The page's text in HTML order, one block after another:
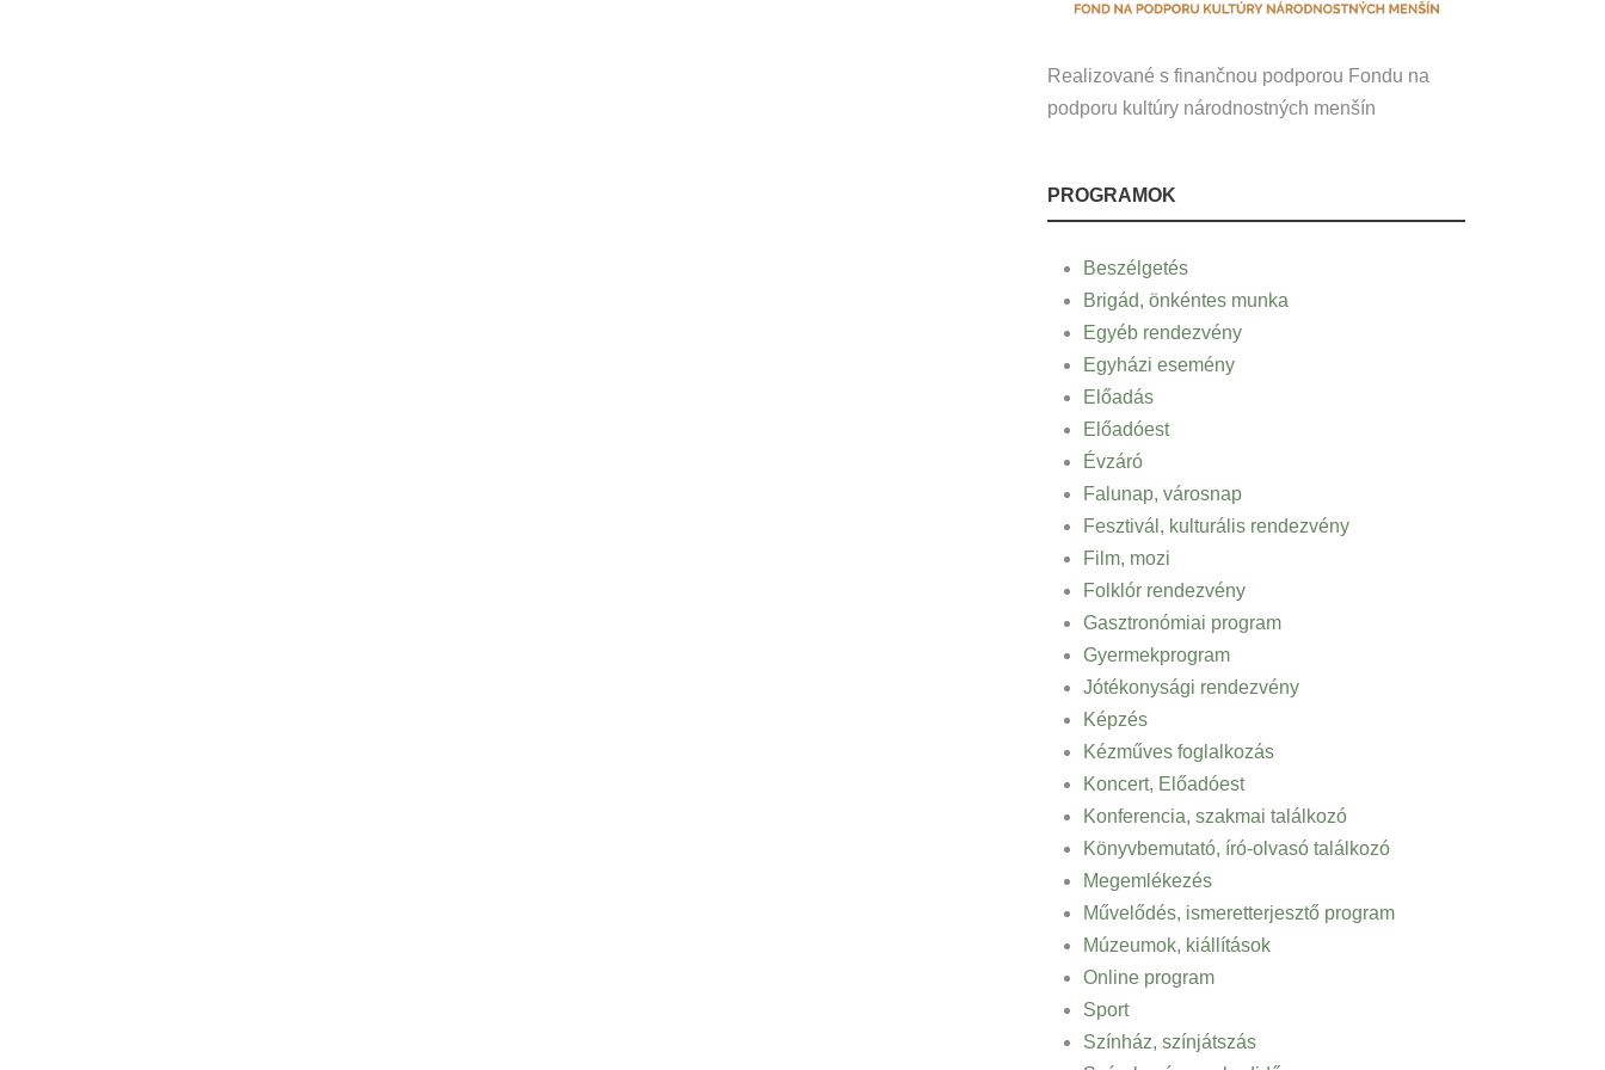
Realizované s finančnou podporou Fondu na
podporu kultúry národnostných menšín
PROGRAMOK
Beszélgetés
Brigád, önkéntes munka
Egyéb rendezvény
Egyházi esemény
Előadás
Előadóest
Évzáró
Falunap, városnap
Fesztivál, kulturális rendezvény
Film, mozi
Folklór rendezvény
Gasztronómiai program
Gyermekprogram
Jótékonysági rendezvény
Képzés
Kézműves foglalkozás
Koncert, Előadóest
Konferencia, szakmai találkozó
Könyvbemutató, író-olvasó találkozó
Megemlékezés
Művelődés, ismeretterjesztő program
Múzeumok, kiállítások
Online program
Sport
Színház, színjátszás